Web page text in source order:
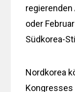
regierenden
oder
Südkorea-
Nordkorea
Kongresses